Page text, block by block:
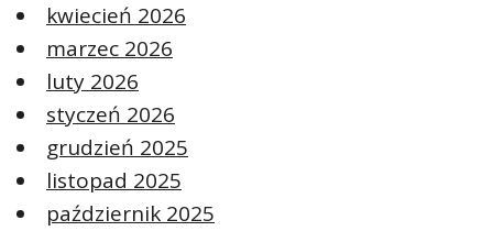
kwiecień 2026
marzec 2026
luty 2026
styczeń 2026
grudzień 2025
listopad 2025
październik 2025